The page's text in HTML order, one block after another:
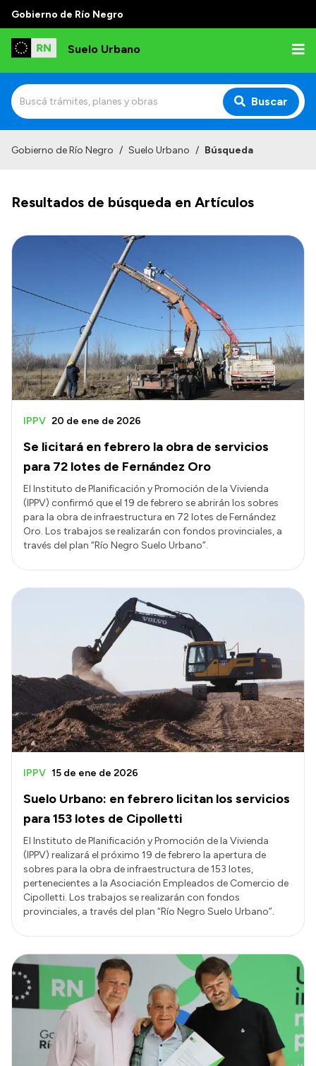
Gobierno de Río Negro
Suelo Urbano
Buscar
Gobierno de Río Negro / Suelo Urbano / Búsqueda
Resultados de búsqueda en Artículos
Se licitará en febrero la obra de servicios
para 72 lotes de Fernández Oro
IPPV 20 de ene de 2026
El Instituto de Planificación y Promoción de la Vivienda
(IPPV) confirmó que el 19 de febrero se abrirán los sobres
para la obra de infraestructura en 72 lotes de Fernández
Oro. Los trabajos se realizarán con fondos provinciales, a
través del plan “Río Negro Suelo Urbano”.
Suelo Urbano: en febrero licitan los servicios
para 153 lotes de Cipolletti
IPPV 15 de ene de 2026
El Instituto de Planificación y Promoción de la Vivienda
(IPPV) realizará el próximo 19 de febrero la apertura de
sobres para la obra de infraestructura de 153 lotes,
pertenecientes a la Asociación Empleados de Comercio de
Cipolletti. Los trabajos se realizarán con fondos
provinciales, a través del plan “Río Negro Suelo Urbano”.